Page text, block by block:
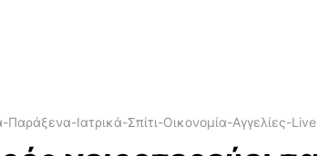
Ιατρικά-Σπίτι-Οικονομία-Αγγελίες-Live